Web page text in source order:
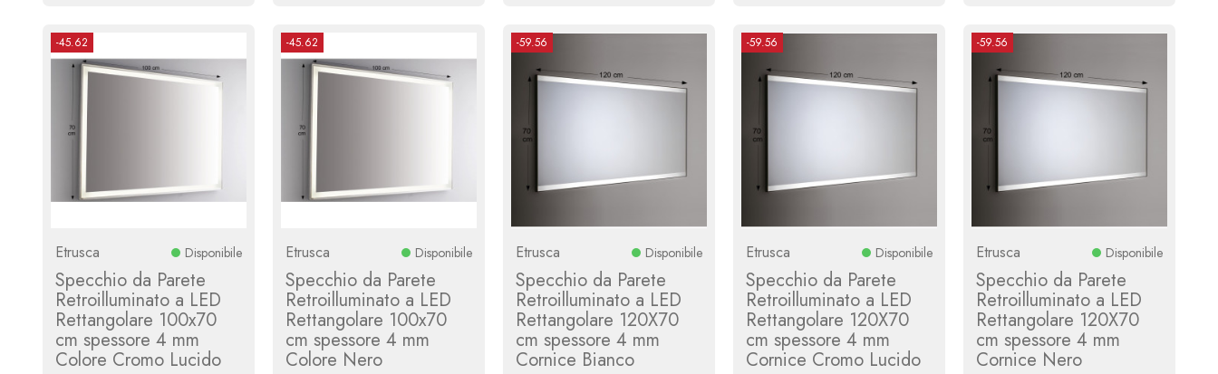
-45.62
Etrusca Disponibile
Specchio da Parete
Retroilluminato a LED
Rettangolare 100x70
cm spessore 4 mm
Colore Cromo Lucido
-45.62
Etrusca Disponibile
Specchio da Parete
Retroilluminato a LED
Rettangolare 100x70
cm spessore 4 mm
Colore Nero
-59.56
Etrusca Disponibile
Specchio da Parete
Retroilluminato a LED
Rettangolare 120X70
cm spessore 4 mm
Cornice Bianco
-59.56
Etrusca Disponibile
Specchio da Parete
Retroilluminato a LED
Rettangolare 120X70
cm spessore 4 mm
Cornice Cromo Lucido
-59.56
Etrusca Disponibile
Specchio da Parete
Retroilluminato a LED
Rettangolare 120X70
cm spessore 4 mm
Cornice Nero